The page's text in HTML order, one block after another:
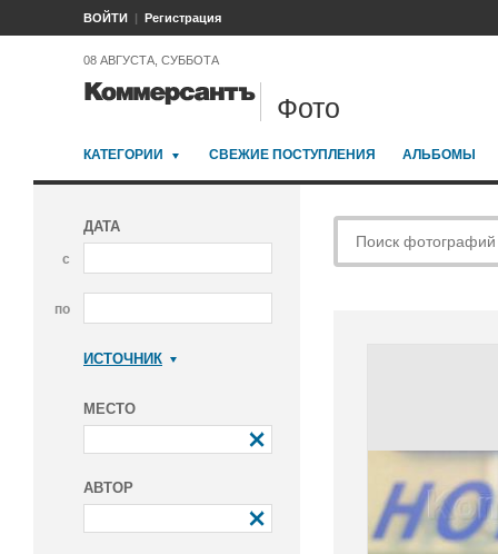
ВОЙТИ Регистрация
08 АВГУСТА, СУББОТА
Фото
КАТЕГОРИИ СВЕЖИЕ ПОСТУПЛЕНИЯ АЛЬБОМЫ
ДАТА
с
по
ИСТОЧНИК
МЕСТО
АВТОР